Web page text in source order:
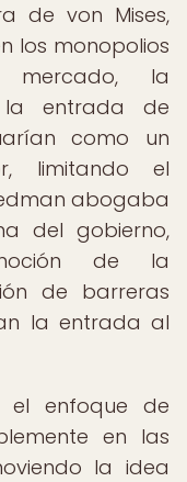
de von Mises,
los monopolios
la
la entrada de
como un
limitando el
abogaba
del gobierno,
de la
de barreras
la entrada al
el enfoque de
en las
la idea